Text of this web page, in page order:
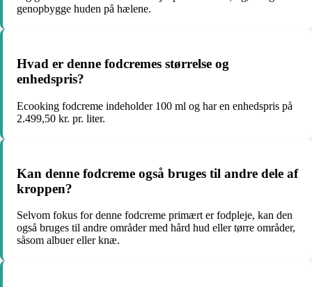
genopbygge huden på hælene.
Hvad er denne fodcremes størrelse og
enhedspris?
Ecooking fodcreme indeholder 100 ml og har en enhedspris på
2.499,50 kr. pr. liter.
Kan denne fodcreme også bruges til andre dele af
kroppen?
Selvom fokus for denne fodcreme primært er fodpleje, kan den
også bruges til andre områder med hård hud eller tørre områder,
såsom albuer eller knæ.